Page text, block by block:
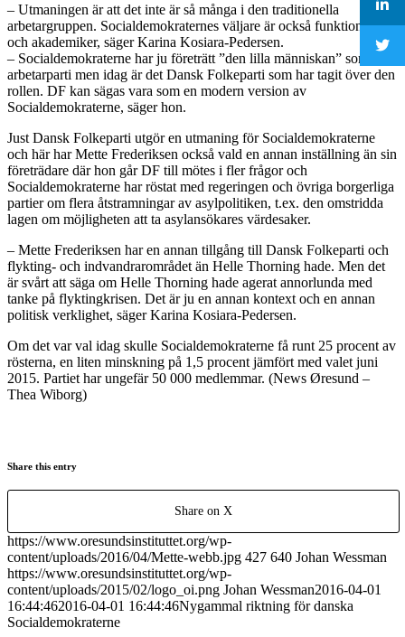
– Utmaningen är att det inte är så många i den traditionella
arbetargruppen. Socialdemokraternes väljare är också funktionärer
och akademiker, säger Karina Kosiara-Pedersen.
– Socialdemokraterne har ju företrätt ”den lilla människan” som ett
arbetarparti men idag är det Dansk Folkeparti som har tagit över den
rollen. DF kan sägas vara som en modern version av
Socialdemokraterne, säger hon.
Just Dansk Folkeparti utgör en utmaning för Socialdemokraterne
och här har Mette Frederiksen också vald en annan inställning än sin
företrädare där hon går DF till mötes i fler frågor och
Socialdemokraterne har röstat med regeringen och övriga borgerliga
partier om flera åtstramningar av asylpolitiken, t.ex. den omstridda
lagen om möjligheten att ta asylansökares värdesaker.
– Mette Frederiksen har en annan tillgång till Dansk Folkeparti och
flykting- och indvandrarområdet än Helle Thorning hade. Men det
är svårt att säga om Helle Thorning hade agerat annorlunda med
tanke på flyktingkrisen. Det är ju en annan kontext och en annan
politisk verklighet, säger Karina Kosiara-Pedersen.
Om det var val idag skulle Socialdemokraterne få runt 25 procent av
rösterna, en liten minskning på 1,5 procent jämfört med valet juni
2015. Partiet har ungefär 50 000 medlemmar. (News Øresund –
Thea Wiborg)
Share this entry
Share on X
https://www.oresundsinstituttet.org/wp-
content/uploads/2016/04/Mette-webb.jpg 427 640 Johan Wessman
https://www.oresundsinstituttet.org/wp-
content/uploads/2015/02/logo_oi.png Johan Wessman2016-04-01
16:44:462016-04-01 16:44:46Nygammal riktning för danska
Socialdemokraterne